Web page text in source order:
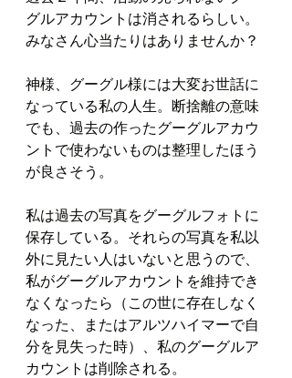
グルアカウントは消されるらしい。
みなさん心当たりはありませんか？
神様、グーグル様には大変お世話に
なっている私の人生。断捨離の意味
でも、過去の作ったグーグルアカウ
ントで使わないものは整理したほう
が良さそう。
私は過去の写真をグーグルフォトに
保存している。それらの写真を私以
外に見たい人はいないと思うので、
私がグーグルアカウントを維持でき
なくなったら（この世に存在しなく
なった、またはアルツハイマーで自
分を見失った時）、私のグーグルア
カウントは削除される。